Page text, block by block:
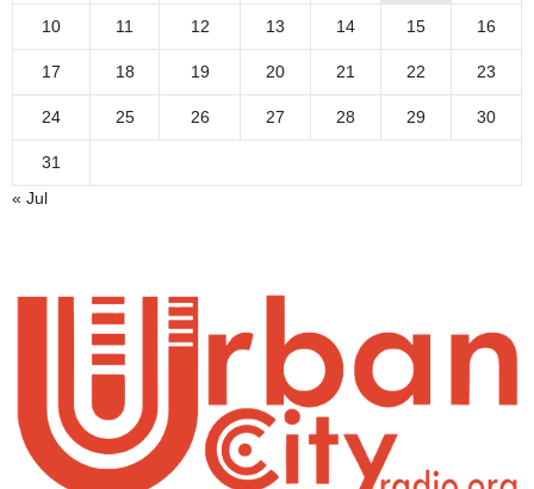
10 11 12 13 14 15 16
17 18 19 20 21 22 23
24 25 26 27 28 29 30
31
« Jul